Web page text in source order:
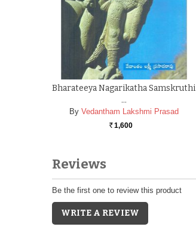
Bharateeya Nagarikatha Samskruthi
…
By Vedantham Lakshmi Prasad
Rs. 1,600
Reviews
Be the first one to review this product
WRITE A REVIEW